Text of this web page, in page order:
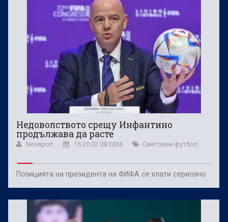
Недоволството срещу Инфантино
продължава да расте
Novsport 15:20 02.08.2026 Световен футбол
Позицията на президента на ФИФА се клати сериозно